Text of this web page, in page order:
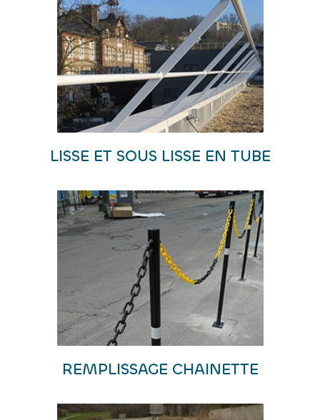
LISSE ET SOUS LISSE EN TUBE
REMPLISSAGE CHAINETTE